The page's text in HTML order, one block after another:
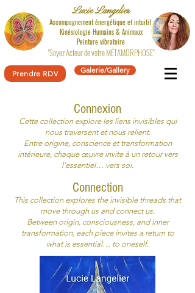
Lucie Langelier
Accompagnement énergétique et intuitif
KinésiologieHumains & Animaux
Peinture vibratoire
"Soyez Acteur de votre MÉTAMORPHOSE"
Prendre RDV Galerie/Gallery
Connexion
Cette collection explore les liens invisibles qui
nous traversent et nous relient.
Entre origine, conscience et transformation
intérieure, chaque œuvre invite à un retour vers
l’essentiel… vers soi.
Connection
This collection explores the invisible threads that
move through us and connect us.
Between origin, consciousness, and inner
transformation, each piece invites a return to
what is essential… to oneself.